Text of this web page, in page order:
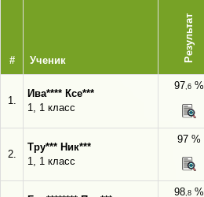
# Ученик Результат
1.
Ива**** Ксе***
1, 1 класс
97,6%
2.
Тру*** Ник***
1, 1 класс
97 %
98,8%